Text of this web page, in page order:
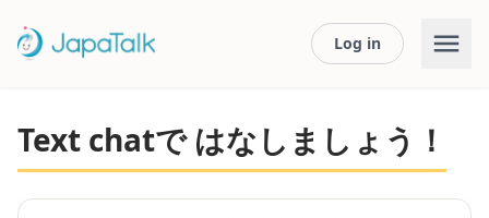
Log in
Text chatで はなしましょう！